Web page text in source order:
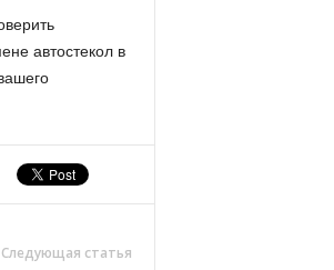
автостекол в
Следующая статья